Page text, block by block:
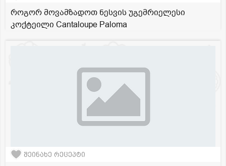
როგორ მოვამზადოთ ნესვის უგემრიელესი
კოქტეილი Cantaloupe Paloma
შეინახე რეცეპტი